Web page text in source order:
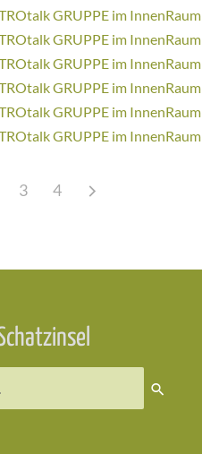
GRUPPE im
GRUPPE im
GRUPPE im
GRUPPE im
GRUPPE im
GRUPPE im
3 4